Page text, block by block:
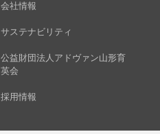
会社情報
サステナビリティ
公益財団法人アドヴァン山形育
英会
採用情報